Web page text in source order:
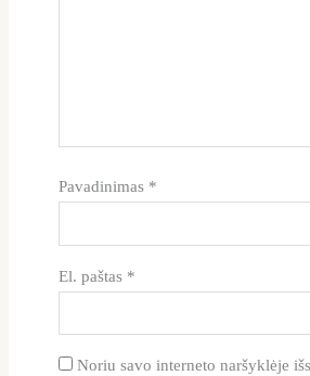
Pavadinimas *
El. paštas *
Noriu savo interneto naršyklėje